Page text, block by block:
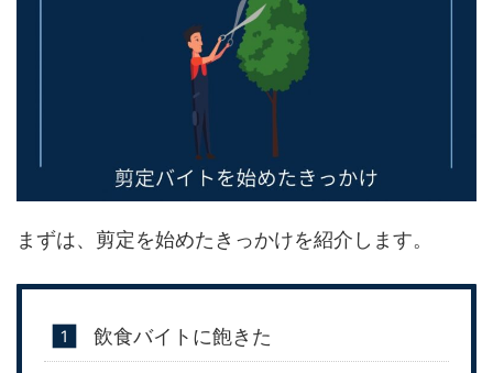
まずは、剪定を始めたきっかけを紹介します。
飲食バイトに飽きた